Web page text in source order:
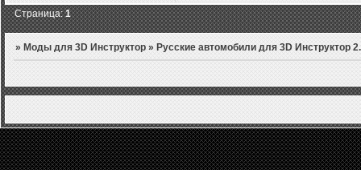
Страница:1
» Моды для 3D Инструктор » Русские автомобили для 3D Инструктор